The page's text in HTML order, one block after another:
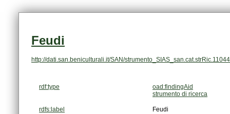
Feudi
http://dati.san.beniculturali.it/SAN/strumento_SIAS_san.cat.strRic.11044
rdf:type
oad:findingAid
strumento di ricerca
rdfs:label Feudi